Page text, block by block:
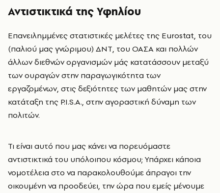
Αντιστικτικά της Υφηλίου
Επανειλημμένες στατιστικές μελέτες της Eurostat, του
(παλιού μας γνώριμου) ΔΝΤ, του ΟΑΣΑ και πολλών
άλλων διεθνών οργανισμών μάς κατατάσσουν μεταξύ
των ουραγών στην παραγωγικότητα των
εργαζομένων, στις δεξιότητες των μαθητών μας στην
κατάταξη της P.I.S.A., στην αγοραστική δύναμη των
πολιτών.
Τι είναι αυτό που μας κάνει να πορευόμαστε
αντιστικτικά του υπόλοιπου κόσμου; Υπάρχει κάποια
νομοτέλεια στο να παρακολουθούμε άπραγοι την
οικουμένη να προοδεύει, την ώρα που εμείς μένουμε